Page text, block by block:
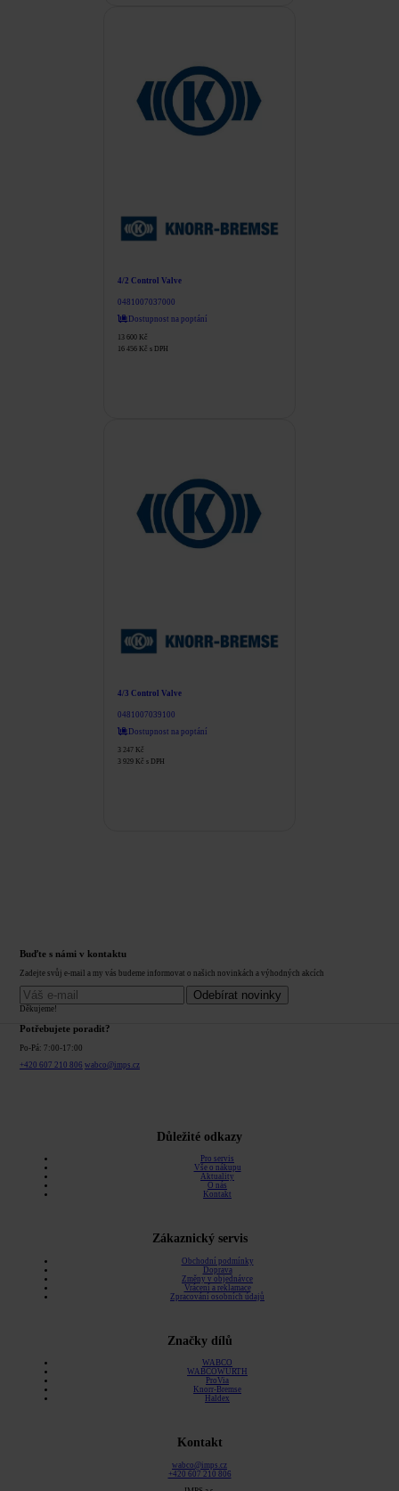
4/2 Control Valve
0481007037000
Dostupnost na poptání
13 600 Kč
16 456 Kč s DPH
4/3 Control Valve
0481007039100
Dostupnost na poptání
3 247 Kč
3 929 Kč s DPH
Buďte s námi v kontaktu
Zadejte svůj e-mail a my vás budeme informovat o našich novinkách a výhodných akcích
Odebírat novinky
Děkujeme!
Potřebujete poradit?
Po-Pá: 7:00-17:00
+420 607 210 806 wabco@imps.cz
Důležité odkazy
Pro servis
Vše o nákupu
Aktuality
O nás
Kontakt
Zákaznický servis
Obchodní podmínky
Doprava
Změny v objednávce
Vrácení a reklamace
Zpracování osobních údajů
Značky dílů
WABCO
WABCOWÜRTH
ProVia
Knorr-Bremse
Haldex
Kontakt
wabco@imps.cz
+420 607 210 806